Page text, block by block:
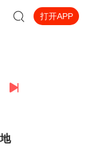
打开APP